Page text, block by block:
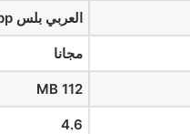
العربي بلس app
مجانا
MB 112
4.6